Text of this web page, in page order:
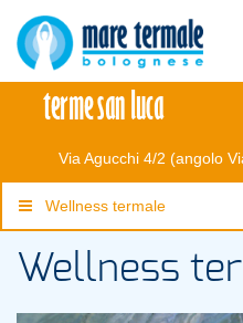
Via Agucchi 4/2 (angolo
Wellness termale
Wellness